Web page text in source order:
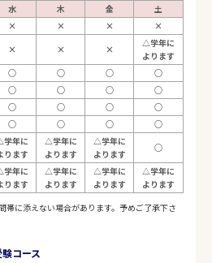
水 木 金
土
× × ×
×
× × ×
△学年に
よります
○ ○ ○
○
○ ○ ○
○
○ ○ ○
○
○ ○ ○
○
年に
ります
△学年に
よります
△学年に
よります
○
年に
ります
△学年に
よります
△学年に
よります
△学年に
よります
に添えない場合があります。予めご了承下さ
コース